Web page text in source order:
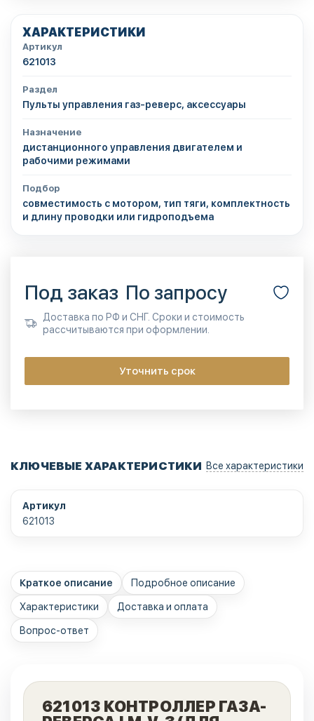
ХАРАКТЕРИСТИКИ
Артикул
621013
Раздел
Пульты управления газ-реверс, аксессуары
Назначение
дистанционного управления двигателем и
рабочими режимами
Подбор
совместимость с мотором, тип тяги, комплектность
и длину проводки или гидроподъема
Под заказ По запросу
Доставка по РФ и СНГ. Сроки и стоимость
рассчитываются при оформлении.
Уточнить срок
КЛЮЧЕВЫЕ ХАРАКТЕРИСТИКИ Все характеристики
Артикул
621013
Краткое описание Подробное описание
Характеристики Доставка и оплата
Вопрос-ответ
621013 КОНТРОЛЛЕР ГАЗА-